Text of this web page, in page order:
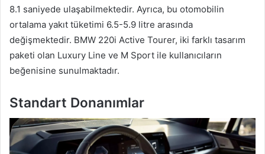
8.1 saniyede ulaşabilmektedir. Ayrıca, bu otomobilin
ortalama yakıt tüketimi 6.5-5.9 litre arasında
değişmektedir. BMW 220i Active Tourer, iki farklı tasarım
paketi olan Luxury Line ve M Sport ile kullanıcıların
beğenisine sunulmaktadır.
Standart Donanımlar